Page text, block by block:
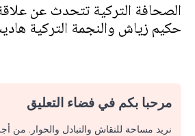
الصحافة التركية تتحدث عن
حكيم زياش والنجمة التركية
مرحبا بكم في فضاء التعليق
نريد مساحة للنقاش والتبادل والحوار. من